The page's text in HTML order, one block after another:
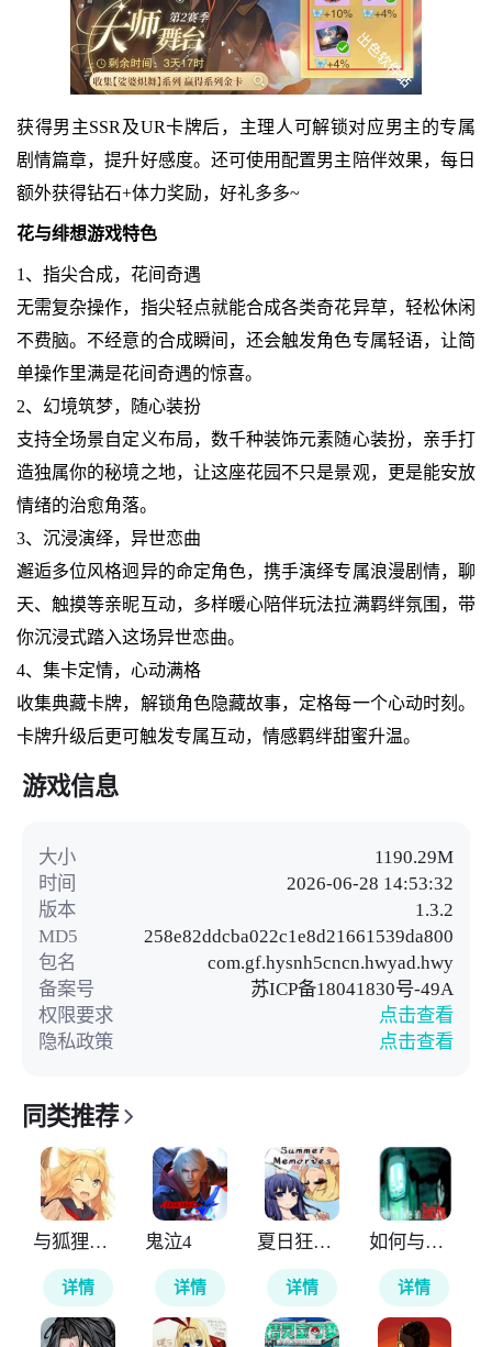
获得男主SSR及UR卡牌后，主理人可解锁对应男主的专属
剧情篇章，提升好感度。还可使用配置男主陪伴效果，每日
额外获得钻石+体力奖励，好礼多多~
花与绯想游戏特色
1、指尖合成，花间奇遇
无需复杂操作，指尖轻点就能合成各类奇花异草，轻松休闲
不费脑。不经意的合成瞬间，还会触发角色专属轻语，让简
单操作里满是花间奇遇的惊喜。
2、幻境筑梦，随心装扮
支持全场景自定义布局，数千种装饰元素随心装扮，亲手打
造独属你的秘境之地，让这座花园不只是景观，更是能安放
情绪的治愈角落。
3、沉浸演绎，异世恋曲
邂逅多位风格迥异的命定角色，携手演绎专属浪漫剧情，聊
天、触摸等亲昵互动，多样暖心陪伴玩法拉满羁绊氛围，带
你沉浸式踏入这场异世恋曲。
4、集卡定情，心动满格
收集典藏卡牌，解锁角色隐藏故事，定格每一个心动时刻。
卡牌升级后更可触发专属互动，情感羁绊甜蜜升温。
游戏信息
大小
1190.29M
时间
2026-06-28 14:53:32
版本
1.3.2
MD5
258e82ddcba022c1e8d21661539da800
包名
com.gf.hysnh5cncn.hwyad.hwy
备案号
苏ICP备18041830号-49A
权限要求
点击查看
隐私政策
点击查看
同类推荐
与狐狸的日常
详情
鬼泣4
详情
夏日狂想曲
详情
如何与实体约会
详情